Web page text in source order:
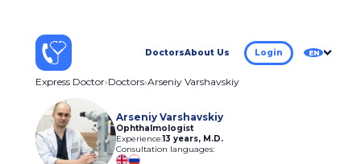
DoctorsAbout Us Login EN
Express Doctor Doctors Arseniy Varshavskiy
Arseniy Varshavskiy
Ophthalmologist
Experience:13 years, M.D.
Consultation languages: